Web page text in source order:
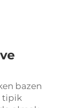
bazen
tipik